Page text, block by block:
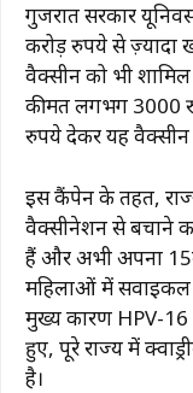
गुजरात सरकार
करोड़ रुपये से ज़्यादा
वैक्सीन को भी
कीमत लगभग 3000
रुपये देकर यह वैक्सीन
इस कैंपेन के तहत,
वैक्सीनेशन से बचाने
हैं और अभी अपना
महिलाओं में
मुख्य कारण HPV-16
हुए, पूरे राज्य में
है।